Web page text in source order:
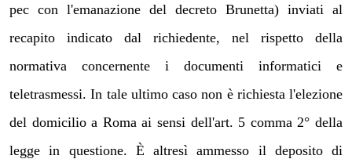
pec con l'emanazione del decreto Brunetta) inviati al
recapito indicato dal richiedente, nel rispetto della
normativa concernente i documenti informatici e
teletrasmessi. In tale ultimo caso non è richiesta l'elezione
del domicilio a Roma ai sensi dell'art. 5 comma 2° della
legge in questione. È altresì ammesso il deposito di